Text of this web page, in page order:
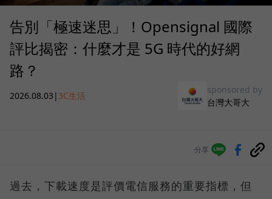
告別「極速迷思」！Opensignal 國際
評比揭密：什麼才是 5G 時代的好網
路？
2026.08.03 | 3C生活
sponsored by
台灣大哥大
分享
過去，下載速度是評價電信服務的重要指標，但